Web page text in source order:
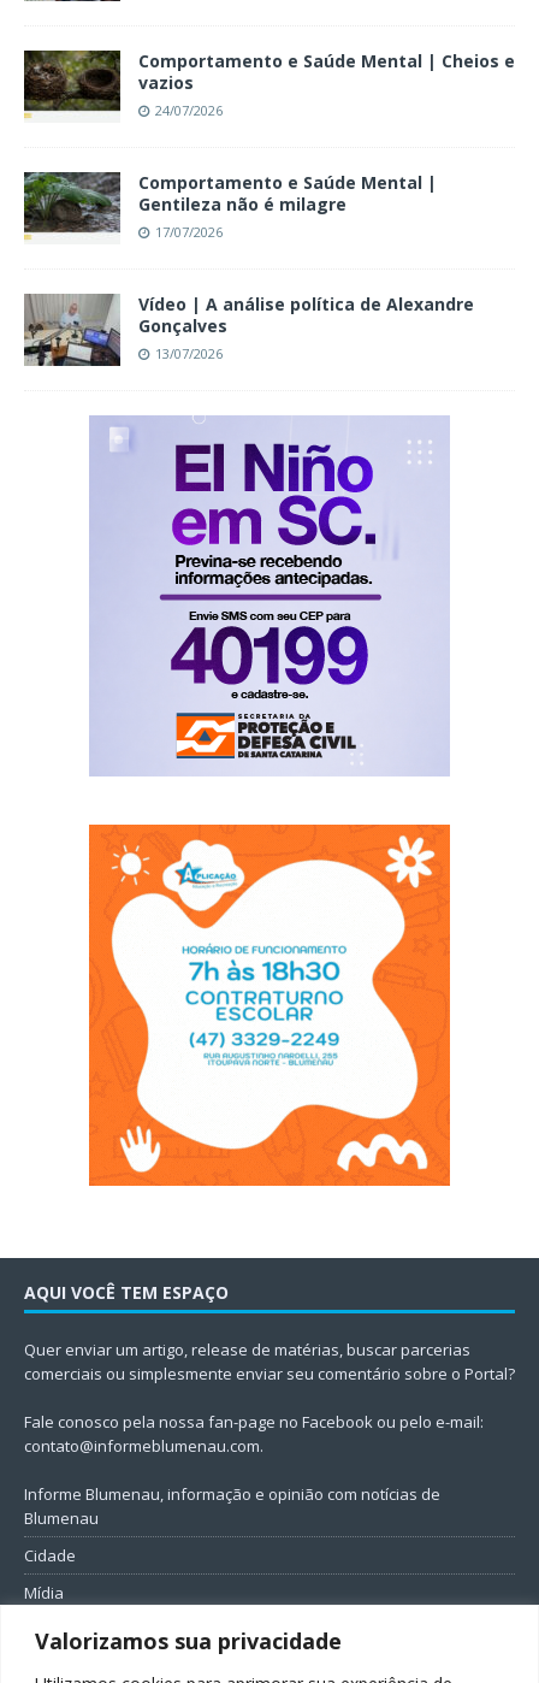
Valorizamos sua privacidade
Comportamento e Saúde Mental | Cheios e
vazios
24/07/2026
Comportamento e Saúde Mental |
Gentileza não é milagre
17/07/2026
Vídeo | A análise política de Alexandre
Gonçalves
13/07/2026
AQUI VOCÊ TEM ESPAÇO
Quer enviar um artigo, release de matérias, buscar parcerias
comerciais ou simplesmente enviar seu comentário sobre o Portal?
Fale conosco pela nossa fan-page no Facebook ou pelo e-mail:
contato@informeblumenau.com.
Informe Blumenau, informação e opinião com notícias de
Blumenau
Cidade
Mídia
Entretenimento